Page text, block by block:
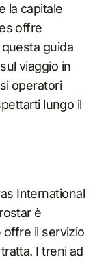
la capitale
offre
guida
viaggio in
operatori
lungo il
International
è
offre il servizio
I treni ad